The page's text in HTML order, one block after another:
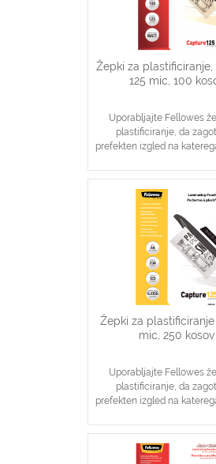
Žepki za plastificiranje,
125 mic, 100
Uporabljajte Fellowes
plastificiranje, da
prefekten izgled na
Idealno za obvestila,
V pomoč pri visoki stopnji
dokumentov
Žepki za plastificiranje
mic, 250 kosov
Uporabljajte Fellowes
plastificiranje, da
prefekten izgled na
Idealno za obvestila,
V pomoč pri visoki stopnji
dokumentov